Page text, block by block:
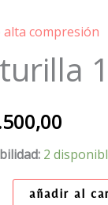
alta compresión
2
añadir al